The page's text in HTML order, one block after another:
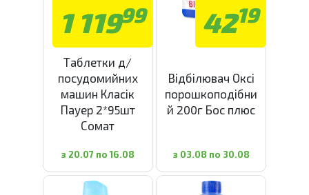
1 11999
Таблетки д/
посудомийних
машин Класік
Пауер 2*95шт
Сомат
з 20.07 по 16.08
4219
Відбілювач Оксі
порошкоподібни
й 200г Бос плюс
з 03.08 по 30.08